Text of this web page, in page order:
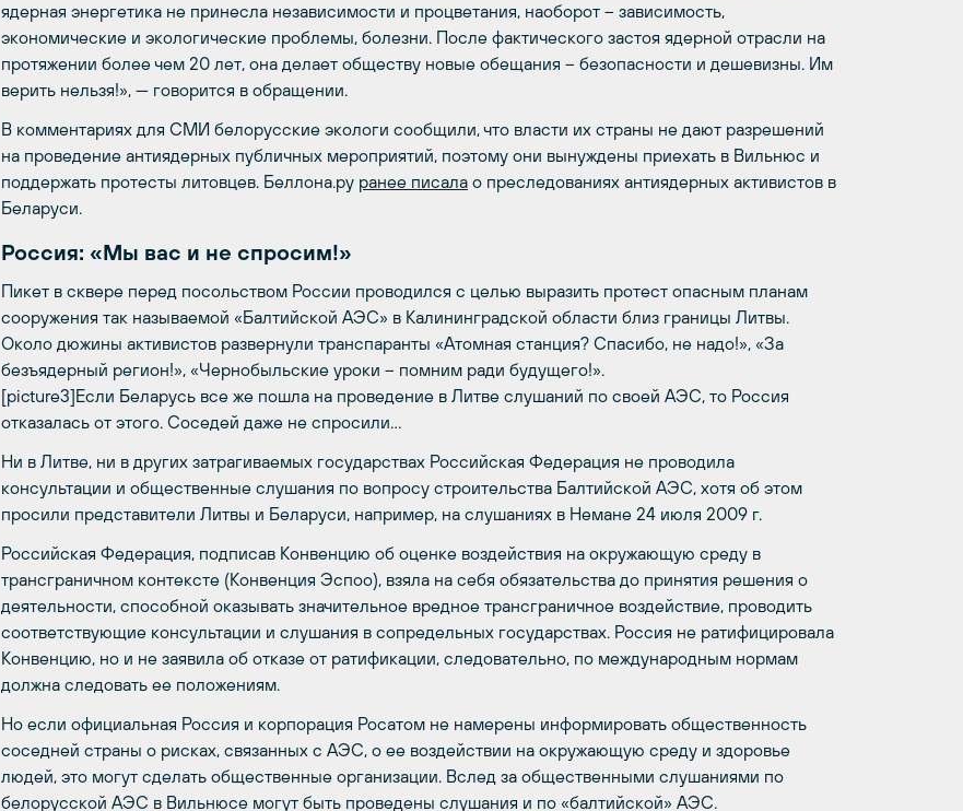
ядерная энергетика не принесла независимости и процветания, наоборот – зависимость,
экономические и экологические проблемы, болезни. После фактического застоя ядерной отрасли на
протяжении более чем 20 лет, она делает обществу новые обещания – безопасности и дешевизны. Им
верить нельзя!», — говорится в обращении.
В комментариях для СМИ белорусские экологи сообщили, что власти их страны не дают разрешений
на проведение антиядерных публичных мероприятий, поэтому они вынуждены приехать в Вильнюс и
поддержать протесты литовцев. Беллона.ру ранее писала о преследованиях антиядерных активистов в
Беларуси.
Россия: «Мы вас и не спросим!»
Пикет в сквере перед посольством России проводился с целью выразить протест опасным планам
сооружения так называемой «Балтийской АЭС» в Калининградской области близ границы Литвы.
Около дюжины активистов развернули транспаранты «Атомная станция? Спасибо, не надо!», «За
безъядерный регион!», «Чернобыльские уроки – помним ради будущего!».
[picture3]Если Беларусь все же пошла на проведение в Литве слушаний по своей АЭС, то Россия
отказалась от этого. Соседей даже не спросили…
Ни в Литве, ни в других затрагиваемых государствах Российская Федерация не проводила
консультации и общественные слушания по вопросу строительства Балтийской АЭС, хотя об этом
просили представители Литвы и Беларуси, например, на слушаниях в Немане 24 июля 2009 г.
Российская Федерация, подписав Конвенцию об оценке воздействия на окружающую среду в
трансграничном контексте (Конвенция Эспоо), взяла на себя обязательства до принятия решения о
деятельности, способной оказывать значительное вредное трансграничное воздействие, проводить
соответствующие консультации и слушания в сопредельных государствах. Россия не ратифицировала
Конвенцию, но и не заявила об отказе от ратификации, следовательно, по международным нормам
должна следовать ее положениям.
Но если официальная Россия и корпорация Росатом не намерены информировать общественность
соседней страны о рисках, связанных с АЭС, о ее воздействии на окружающую среду и здоровье
людей, это могут сделать общественные организации. Вслед за общественными слушаниями по
белорусской АЭС в Вильнюсе могут быть проведены слушания и по «балтийской» АЭС.